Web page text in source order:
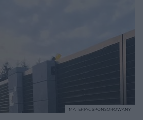
MATERIAŁ SPONSOROWANY